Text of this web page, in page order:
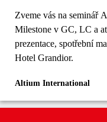
Zveme vás na seminář
Milestone v GC, LC a
prezentace, spotřební
Hotel Grandior.
Altium International